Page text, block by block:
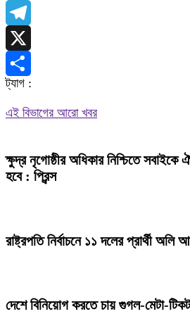
WhatsApp
Telegram
X
Share
ট্যাগ :
এই বিভাগের আরো খবর
ক্ষুদ্র নৃগোষ্ঠীর অধিকার নিশ্চিতে
হবে : প্রিন্স
রাষ্ট্রপতি নির্বাচনে ১১ দলের প্রার্থী অলি
দেশে বিনিয়োগ করতে চায় গুগল-মেটা-